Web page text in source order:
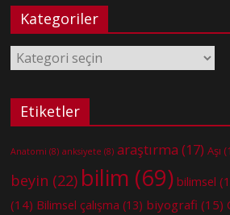
Kategoriler
Kategoriler
Etiketler
Anatomi (8) anksiyete (8) araştırma (17) Aşı
beyin (22) bilim (69) bilimsel
(14) Bilimsel çalışma (13) biyografi (15)